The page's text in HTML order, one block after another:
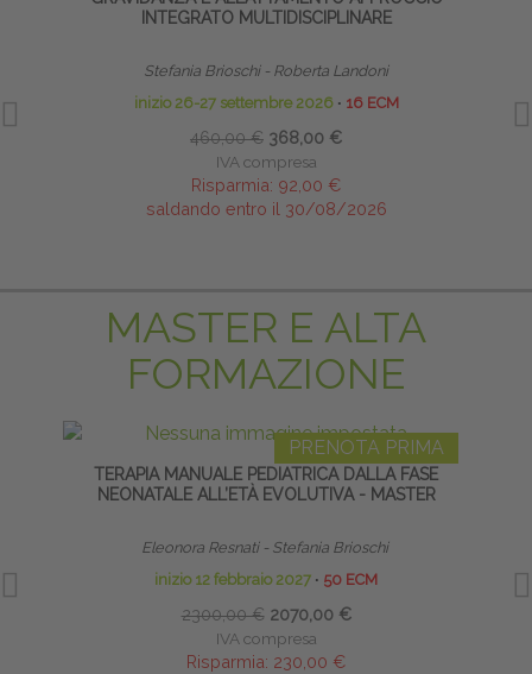
INTEGRATO MULTIDISCIPLINARE
Stefania Brioschi - Roberta Landoni
inizio 26-27 settembre 2026 ∙ 16 ECM
460,00 € 368,00 €
IVA compresa
Risparmia: 92,00 €
saldando entro il 30/08/2026
MASTER E ALTA
FORMAZIONE
PRENOTA PRIMA
TERAPIA MANUALE PEDIATRICA DALLA FASE
NEONATALE ALL’ETÀ EVOLUTIVA - MASTER
Eleonora Resnati - Stefania Brioschi
inizio 12 febbraio 2027 ∙ 50 ECM
2300,00 € 2070,00 €
IVA compresa
Risparmia: 230,00 €